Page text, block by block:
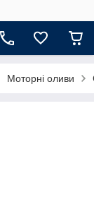
Моторні оливи